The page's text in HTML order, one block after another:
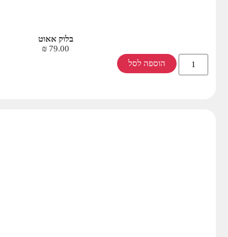
בלוק אאוט
79.00
₪
הוספה לסל